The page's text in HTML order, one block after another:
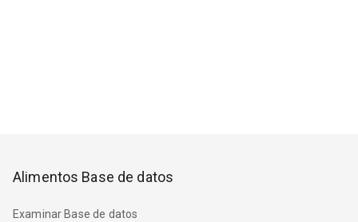
Alimentos Base de datos
Examinar Base de datos